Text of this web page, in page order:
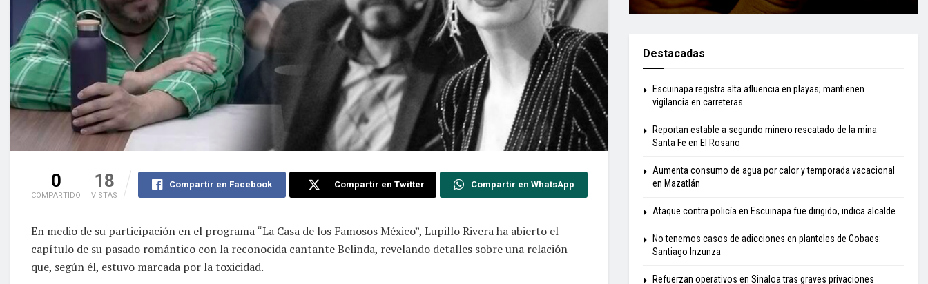
0
COMPARTIDO
18
VISTAS
Compartir en Facebook Compartir en Twitter Compartir en WhatsApp
En medio de su participación en el programa “La Casa de los Famosos México”, Lupillo Rivera ha abierto el
capítulo de su pasado romántico con la reconocida cantante Belinda, revelando detalles sobre una relación
que, según él, estuvo marcada por la toxicidad.
Destacadas
Escuinapa registra alta afluencia en playas; mantienen
vigilancia en carreteras
Reportan estable a segundo minero rescatado de la mina
Santa Fe en El Rosario
Aumenta consumo de agua por calor y temporada vacacional
en Mazatlán
Ataque contra policía en Escuinapa fue dirigido, indica alcalde
No tenemos casos de adicciones en planteles de Cobaes:
Santiago Inzunza
Refuerzan operativos en Sinaloa tras graves privaciones